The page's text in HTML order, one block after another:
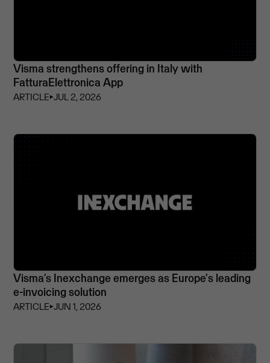
Visma strengthens offering in Italy with
FatturaElettronica App
ARTICLE⏵JUL 2, 2026
Visma’s Inexchange emerges as Europe's leading
e-invoicing solution
ARTICLE⏵JUN 1, 2026